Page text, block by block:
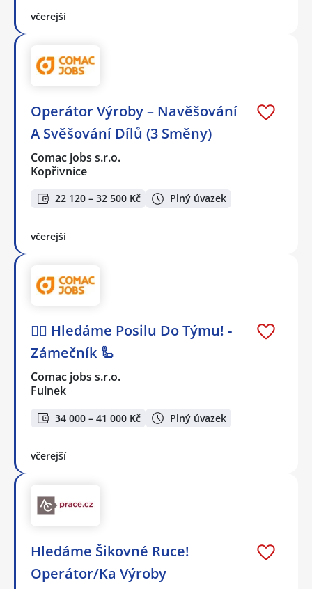
včerejší
Operátor Výroby – Navěšování
A Svěšování Dílů (3 Směny)
Comac jobs s.r.o.
Kopřivnice
22 120 – 32 500 Kč Plný úvazek
včerejší
🕵️‍♂️ Hledáme Posilu Do Týmu! -
Zámečník 🦾
Comac jobs s.r.o.
Fulnek
34 000 – 41 000 Kč Plný úvazek
včerejší
Hledáme Šikovné Ruce!
Operátor/Ka Výroby